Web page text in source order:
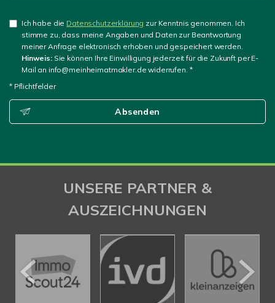
Ich habe die Datenschutzerklärung zur Kenntnis genommen. Ich
stimme zu, dass meine Angaben und Daten zur Beantwortung
meiner Anfrage elektronisch erhoben und gespeichert werden.
Hinweis:Sie können Ihre Einwilligung jederzeit für die Zukunft per E-
Mail an info@meinheimatmakler.de widerrufen. *
* Pflichtfelder
Absenden
UNSERE PARTNER &
AUSZEICHNUNGEN